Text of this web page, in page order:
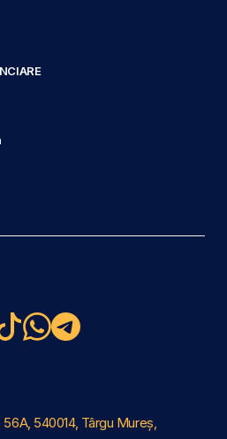
540014, Târgu Mureș,